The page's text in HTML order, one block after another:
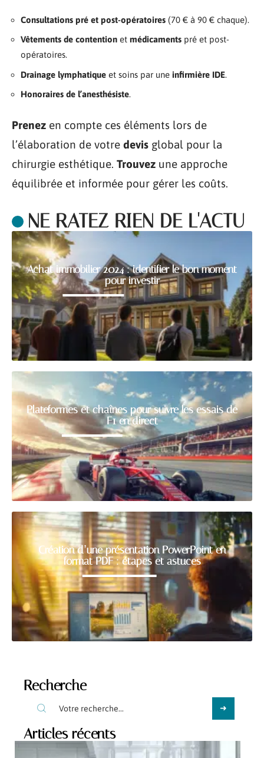
Consultations pré et post-opératoires (70 € à 90 € chaque).
Vêtements de contention et médicaments pré et post-
opératoires.
Drainage lymphatique et soins par une infirmière IDE.
Honoraires de l’anesthésiste.
Prenez en compte ces éléments lors de
l’élaboration de votre devis global pour la
chirurgie esthétique. Trouvez une approche
équilibrée et informée pour gérer les coûts.
NE RATEZ RIEN DE L'ACTU
Achat immobilier 2024 : identifier le bon moment
pour investir
Plateformes et chaînes pour suivre les essais de
F1 en direct
Création d’une présentation PowerPoint en
format PDF : étapes et astuces
Recherche
Articles récents